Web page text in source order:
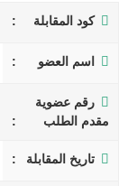
كود المقابلة
اسم العضو
رقم عضوية
مقدم الطلب
تاريخ المقابلة